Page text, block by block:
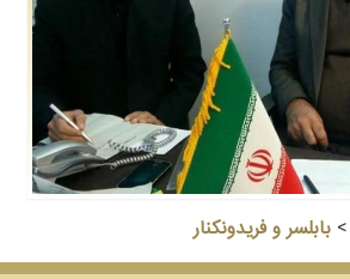
> بابلسر و فریدونکنار